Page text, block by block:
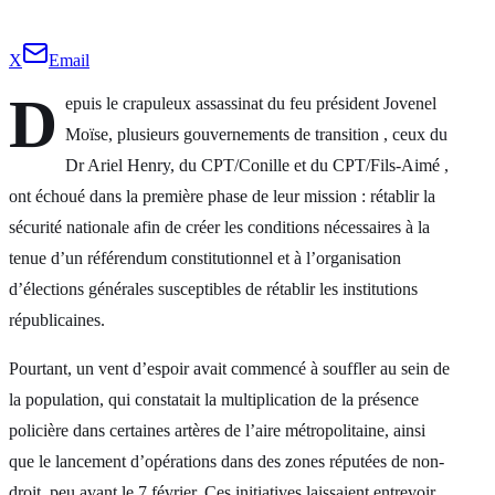
X Email
D
epuis le crapuleux assassinat du feu président Jovenel
Moïse, plusieurs gouvernements de transition , ceux du
Dr Ariel Henry, du CPT/Conille et du CPT/Fils-Aimé ,
ont échoué dans la première phase de leur mission : rétablir la
sécurité nationale afin de créer les conditions nécessaires à la
tenue d’un référendum constitutionnel et à l’organisation
d’élections générales susceptibles de rétablir les institutions
républicaines.
Pourtant, un vent d’espoir avait commencé à souffler au sein de
la population, qui constatait la multiplication de la présence
policière dans certaines artères de l’aire métropolitaine, ainsi
que le lancement d’opérations dans des zones réputées de non-